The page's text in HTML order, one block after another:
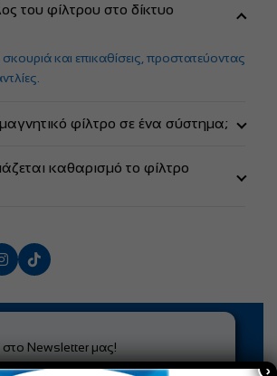
του φίλτρου στο δίκτυο
και επικαθίσεις, προστατεύοντας
φίλτρο σε ένα σύστημα;
εμπλοκές.καθαρισμό το φίλτρο
Newsletter μας!
×